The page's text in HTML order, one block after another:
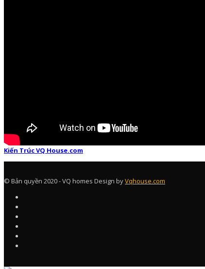
Kiến Trúc VQ House.com
© Bản quyền 2020 - VQ homes Design byVqhouse.com